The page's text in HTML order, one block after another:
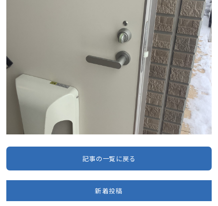
記事の一覧に戻る
新着投稿